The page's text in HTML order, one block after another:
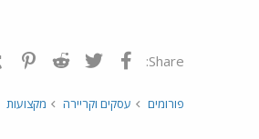
Share: פייסבוק Twitter
Reddit
פורומים עסקים וקריירה מקצועות